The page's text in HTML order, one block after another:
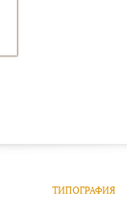
ТИПОГРАФИЯ